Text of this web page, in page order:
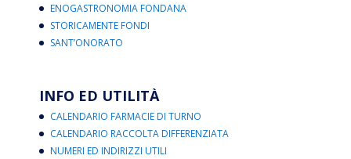
ENOGASTRONOMIA FONDANA
STORICAMENTE FONDI
SANT’ONORATO
INFO ED UTILITÀ
CALENDARIO FARMACIE DI TURNO
CALENDARIO RACCOLTA DIFFERENZIATA
NUMERI ED INDIRIZZI UTILI